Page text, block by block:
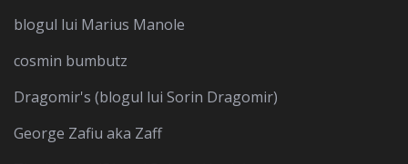
blogul lui Marius Manole
cosmin bumbutz
Dragomir's (blogul lui Sorin Dragomir)
George Zafiu aka Zaff